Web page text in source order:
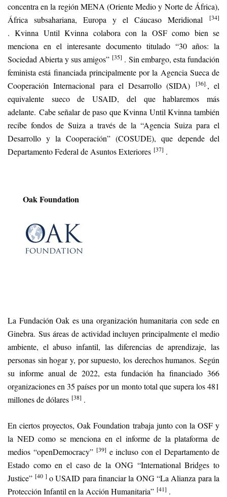
concentra en la región MENA (Oriente Medio y Norte de África),
África subsahariana, Europa y el Cáucaso Meridional
[34]
. Kvinna Until Kvinna colabora con la OSF como bien se
menciona en el interesante documento titulado “30 años: la
Sociedad Abierta y sus amigos” [35] . Sin embargo, esta fundación
feminista está financiada principalmente por la Agencia Sueca de
Cooperación Internacional para el Desarrollo (SIDA)
[36]., el
equivalente sueco de USAID, del que hablaremos más
adelante. Cabe señalar de paso que Kvinna Until Kvinna también
recibe fondos de Suiza a través de la “Agencia Suiza para el
Desarrollo y la Cooperación” (COSUDE), que depende del
Departamento Federal de Asuntos Exteriores [37] .
Oak Foundation
La Fundación Oak es una organización humanitaria con sede en
Ginebra. Sus áreas de actividad incluyen principalmente el medio
ambiente, el abuso infantil, las diferencias de aprendizaje, las
personas sin hogar y, por supuesto, los derechos humanos. Según
su informe anual de 2022, esta fundación ha financiado 366
organizaciones en 35 países por un monto total que supera los 481
millones de dólares [38] .
En ciertos proyectos, Oak Foundation trabaja junto con la OSF y
la NED como se menciona en el informe de la plataforma de
medios “openDemocracy” [39] e incluso con el Departamento de
Estado como en el caso de la ONG “International Bridges to
Justice” [40 ] o USAID para financiar la ONG “La Alianza para la
Protección Infantil en la Acción Humanitaria” [41] .